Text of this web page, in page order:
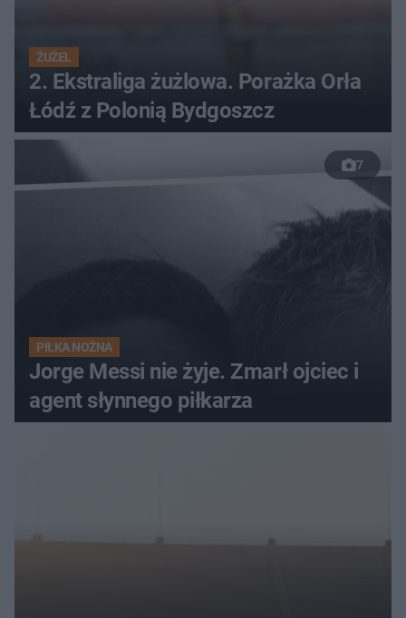
ŻUŻEL
2. Ekstraliga żużlowa. Porażka Orła
Łódź z Polonią Bydgoszcz
7
PIŁKA NOŻNA
Jorge Messi nie żyje. Zmarł ojciec i
agent słynnego piłkarza